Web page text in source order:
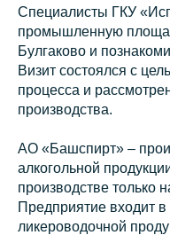
Специалисты ГКУ
промышленную
Булгаково и
Визит состоялся с
процесса и
производства.
АО «Башспирт» –
алкогольной
производстве только
Предприятие входит
ликероводочной